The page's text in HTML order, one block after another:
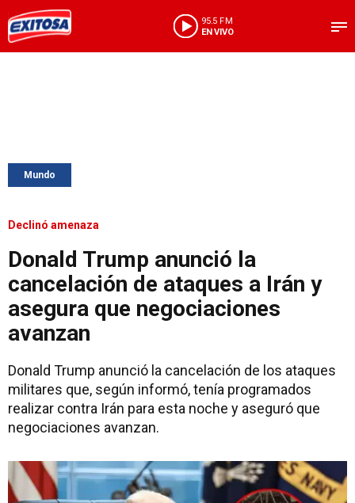
95.5 FM
EN VIVO
Mundo
Declinó amenaza
Donald Trump anunció la
cancelación de ataques a Irán y
asegura que negociaciones
avanzan
Donald Trump anunció la cancelación de los ataques
militares que, según informó, tenía programados
realizar contra Irán para esta noche y aseguró que
negociaciones avanzan.